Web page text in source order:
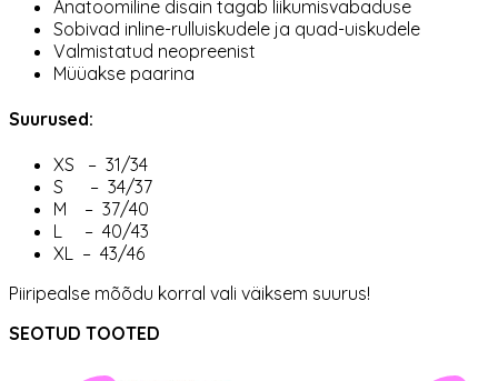
Anatoomiline disain tagab liikumisvabaduse
Sobivad inline-rulluiskudele ja quad-uiskudele
Valmistatud neopreenist
Müüakse paarina
Suurused:
XS – 31/34
S – 34/37
M – 37/40
L – 40/43
XL – 43/46
Piiripealse mõõdu korral vali väiksem suurus!
SEOTUD TOOTED